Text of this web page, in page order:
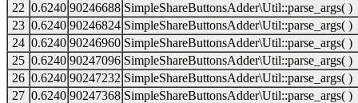
22 0.6240 90246688 SimpleShareButtonsAdder\Util::parse_args( )
23 0.6240 90246824 SimpleShareButtonsAdder\Util::parse_args( )
24 0.6240 90246960 SimpleShareButtonsAdder\Util::parse_args( )
25 0.6240 90247096 SimpleShareButtonsAdder\Util::parse_args( )
26 0.6240 90247232 SimpleShareButtonsAdder\Util::parse_args( )
27 0.6240 90247368 SimpleShareButtonsAdder\Util::parse_args( )